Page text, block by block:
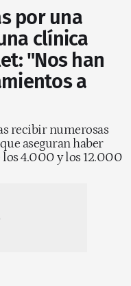
por una
clínica
"Nos han
a
recibir numerosas
aseguran haber
los 4.000 y los 12.000